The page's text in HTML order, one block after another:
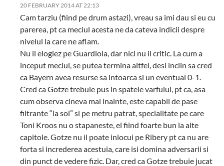
20 FEBRUARY 2014 AT 22:13
Cam tarziu (fiind pe drum astazi), vreau sa imi dau si eu cu
parerea, pt ca meciul acesta ne da cateva indicii despre
nivelul la care ne aflam.
Nu il elogiez pe Guardiola, dar nici nu il critic. La cum a
inceput meciul, se putea termina altfel, desi inclin sa cred
ca Bayern avea resurse sa intoarca si un eventual 0-1.
Cred ca Gotze trebuie pus in spatele varfului, pt ca, asa
cum observa cineva mai inainte, este capabil de pase
filtrante “la sol” si pe metru patrat, specialitate pe care
Toni Kroos nu o stapaneste, el fiind foarte bun la alte
capitole. Gotze nu il poate inlocui pe Ribery pt ca nu are
forta si increderea acestuia, care isi domina adversarii si
din punct de vedere fizic. Dar, cred ca Gotze trebuie jucat